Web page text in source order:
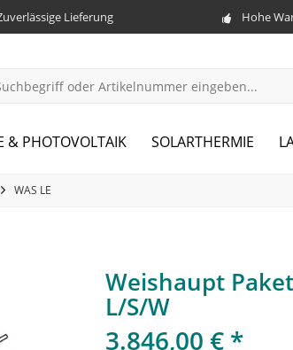
Lieferung Hohe
& PHOTOVOLTAIK SOLARTHERMIE
WAS LE
Weishaupt
L/S/W
3.846,00 € *